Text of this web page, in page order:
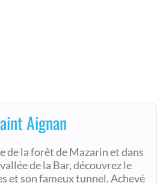
Aignan
de la forêt de Mazarin et dans
de la Bar, découvrez le
et son fameux tunnel. Achevé